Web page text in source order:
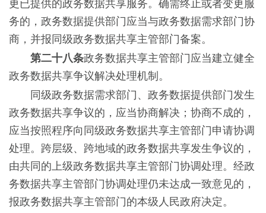
更已提供的政务数据共享服务。确需终止或者变更服
务的，政务数据提供部门应当与政务数据需求部门协
商，并报同级政务数据共享主管部门备案。
第二十八条政务数据共享主管部门应当建立健全
政务数据共享争议解决处理机制。
同级政务数据需求部门、政务数据提供部门发生
政务数据共享争议的，应当协商解决；协商不成的，
应当按照程序向同级政务数据共享主管部门申请协调
处理。跨层级、跨地域的政务数据共享发生争议的，
由共同的上级政务数据共享主管部门协调处理。经政
务数据共享主管部门协调处理仍未达成一致意见的，
报政务数据共享主管部门的本级人民政府决定。